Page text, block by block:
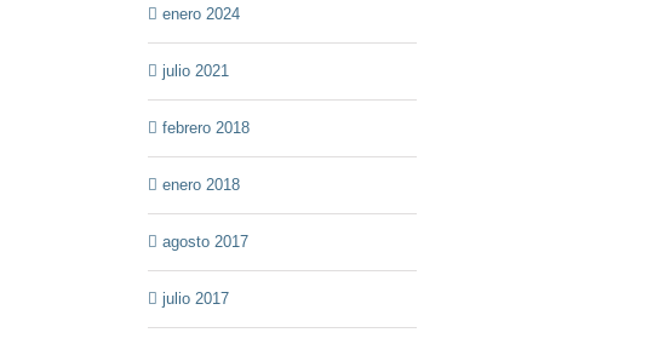
enero 2024
julio 2021
febrero 2018
enero 2018
agosto 2017
julio 2017